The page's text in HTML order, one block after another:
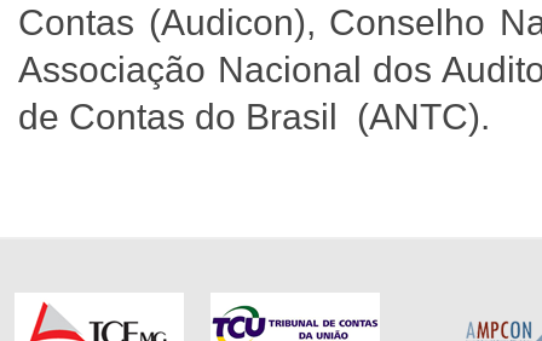
Contas (Audicon), Conselho
Associação Nacional dos
de Contas do Brasil (ANTC).